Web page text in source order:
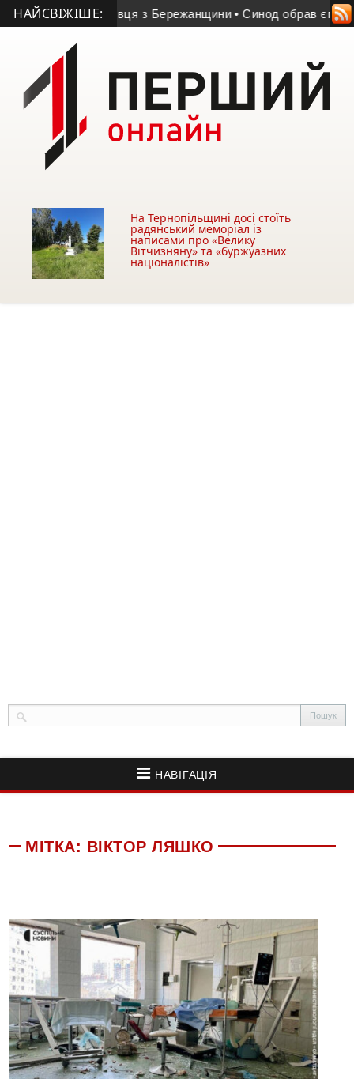
НАЙСВІЖІШЕ:з Бережанщини • Синод обрав єпископа для
На Тернопільщині досі стоїть
радянський меморіал із
написами про «Велику
Вітчизняну» та «буржуазних
націоналістів»
НАВІГАЦІЯ
МІТКА: ВІКТОР ЛЯШКО